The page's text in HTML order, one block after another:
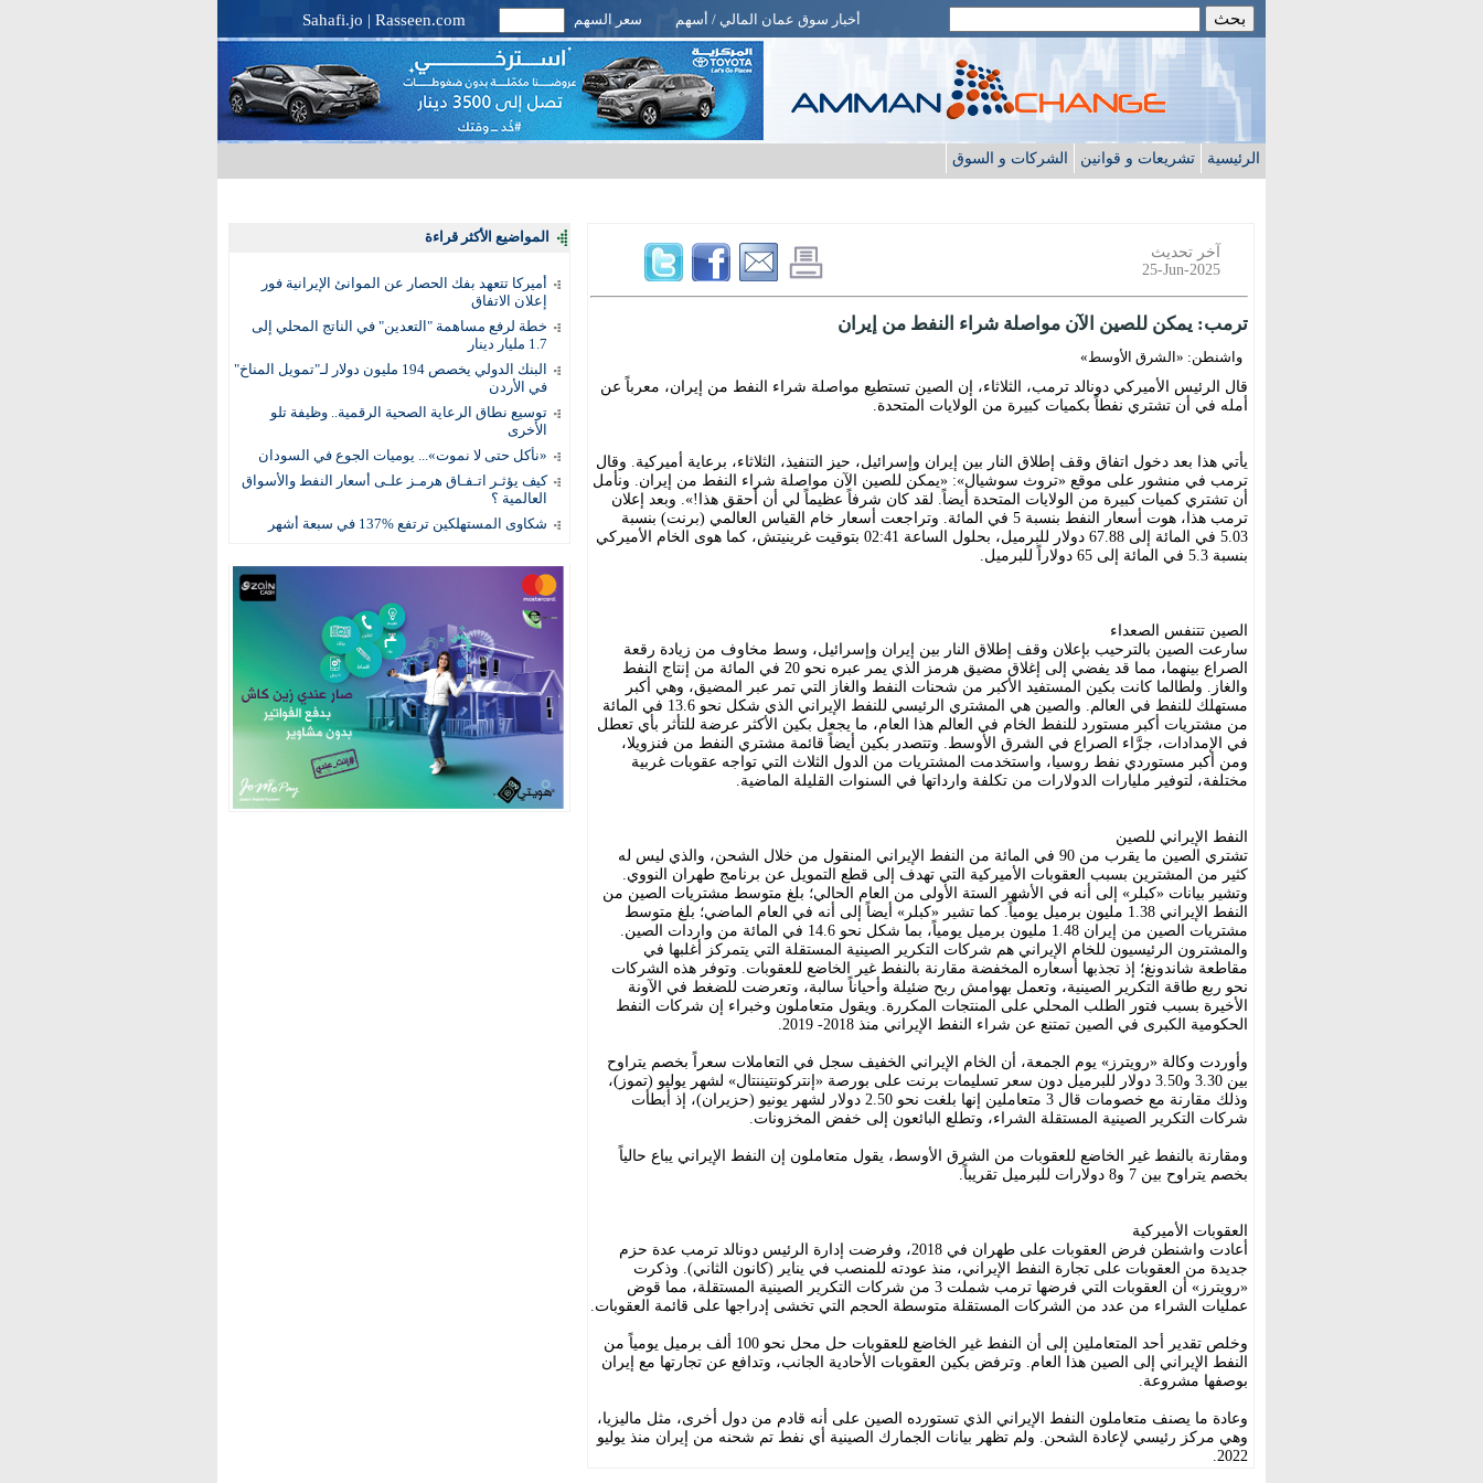
أخبار سوق عمان المالي / أسهم سعر السهم Sahafi.jo | Rasseen.com
الرئيسية تشريعات و قوانين الشركات و السوق
المواضيع الأكثر قراءة
أميركا تتعهد بفك الحصار عن الموانئ الإيرانية فور
إعلان الاتفاق
خطة لرفع مساهمة "التعدين" في الناتج المحلي إلى
1.7 مليار دينار
البنك الدولي يخصص 194 مليون دولار لـ"تمويل المناخ"
في الأردن
توسيع نطاق الرعاية الصحية الرقمية.. وظيفة تلو
الأخرى
«نأكل حتى لا نموت»... يوميات الجوع في السودان
كيف يؤثـر اتـفـاق هرمـز علـى أسعار النفط والأسواق
العالمية ؟
شكاوى المستهلكين ترتفع %137 في سبعة أشهر
آخر تحديث
25-Jun-2025
ترمب: يمكن للصين الآن مواصلة شراء النفط من إيران
واشنطن: «الشرق الأوسط»
قال الرئيس الأميركي دونالد ترمب، الثلاثاء، إن الصين تستطيع مواصلة شراء النفط من إيران، معرباً عن
أمله في أن تشتري نفطاً بكميات كبيرة من الولايات المتحدة.
يأتي هذا بعد دخول اتفاق وقف إطلاق النار بين إيران وإسرائيل، حيز التنفيذ، الثلاثاء، برعاية أميركية. وقال
ترمب في منشور على موقع «تروث سوشيال»: «يمكن للصين الآن مواصلة شراء النفط من إيران. ونأمل
أن تشتري كميات كبيرة من الولايات المتحدة أيضاً. لقد كان شرفاً عظيماً لي أن أحقق هذا!». وبعد إعلان
ترمب هذا، هوت أسعار النفط بنسبة 5 في المائة. وتراجعت أسعار خام القياس العالمي (برنت) بنسبة
5.03 في المائة إلى 67.88 دولار للبرميل، بحلول الساعة 02:41 بتوقيت غرينيتش، كما هوى الخام الأميركي
بنسبة 5.3 في المائة إلى 65 دولاراً للبرميل.
الصين تتنفس الصعداء
سارعت الصين بالترحيب بإعلان وقف إطلاق النار بين إيران وإسرائيل، وسط مخاوف من زيادة رقعة
الصراع بينهما، مما قد يفضي إلى إغلاق مضيق هرمز الذي يمر عبره نحو 20 في المائة من إنتاج النفط
والغاز. ولطالما كانت بكين المستفيد الأكبر من شحنات النفط والغاز التي تمر عبر المضيق، وهي أكبر
مستهلك للنفط في العالم. والصين هي المشتري الرئيسي للنفط الإيراني الذي شكل نحو 13.6 في المائة
من مشتريات أكبر مستورد للنفط الخام في العالم هذا العام، ما يجعل بكين الأكثر عرضة للتأثر بأي تعطل
في الإمدادات، جرَّاء الصراع في الشرق الأوسط. وتتصدر بكين أيضاً قائمة مشتري النفط من فنزويلا،
ومن أكبر مستوردي نفط روسيا، واستخدمت المشتريات من الدول الثلاث التي تواجه عقوبات غربية
مختلفة، لتوفير مليارات الدولارات من تكلفة وارداتها في السنوات القليلة الماضية.
النفط الإيراني للصين
تشتري الصين ما يقرب من 90 في المائة من النفط الإيراني المنقول من خلال الشحن، والذي ليس له
كثير من المشترين بسبب العقوبات الأميركية التي تهدف إلى قطع التمويل عن برنامج طهران النووي.
وتشير بيانات «كبلر» إلى أنه في الأشهر الستة الأولى من العام الحالي؛ بلغ متوسط مشتريات الصين من
النفط الإيراني 1.38 مليون برميل يومياً. كما تشير «كبلر» أيضاً إلى أنه في العام الماضي؛ بلغ متوسط
مشتريات الصين من إيران 1.48 مليون برميل يومياً، بما شكل نحو 14.6 في المائة من واردات الصين.
والمشترون الرئيسيون للخام الإيراني هم شركات التكرير الصينية المستقلة التي يتمركز أغلبها في
مقاطعة شاندونغ؛ إذ تجذبها أسعاره المخفضة مقارنة بالنفط غير الخاضع للعقوبات. وتوفر هذه الشركات
نحو ربع طاقة التكرير الصينية، وتعمل بهوامش ربح ضئيلة وأحياناً سالبة، وتعرضت للضغط في الآونة
الأخيرة بسبب فتور الطلب المحلي على المنتجات المكررة. ويقول متعاملون وخبراء إن شركات النفط
الحكومية الكبرى في الصين تمتنع عن شراء النفط الإيراني منذ 2018- 2019.
وأوردت وكالة «رويترز» يوم الجمعة، أن الخام الإيراني الخفيف سجل في التعاملات سعراً بخصم يتراوح
بين 3.30 و3.50 دولار للبرميل دون سعر تسليمات برنت على بورصة «إنتركونتيننتال» لشهر يوليو (تموز)،
وذلك مقارنة مع خصومات قال 3 متعاملين إنها بلغت نحو 2.50 دولار لشهر يونيو (حزيران)، إذ أبطأت
شركات التكرير الصينية المستقلة الشراء، وتطلع البائعون إلى خفض المخزونات.
ومقارنة بالنفط غير الخاضع للعقوبات من الشرق الأوسط، يقول متعاملون إن النفط الإيراني يباع حالياً
بخصم يتراوح بين 7 و8 دولارات للبرميل تقريباً.
العقوبات الأميركية
أعادت واشنطن فرض العقوبات على طهران في 2018، وفرضت إدارة الرئيس دونالد ترمب عدة حزم
جديدة من العقوبات على تجارة النفط الإيراني، منذ عودته للمنصب في يناير (كانون الثاني). وذكرت
«رويترز» أن العقوبات التي فرضها ترمب شملت 3 من شركات التكرير الصينية المستقلة، مما قوض
عمليات الشراء من عدد من الشركات المستقلة متوسطة الحجم التي تخشى إدراجها على قائمة العقوبات.
وخلص تقدير أحد المتعاملين إلى أن النفط غير الخاضع للعقوبات حل محل نحو 100 ألف برميل يومياً من
النفط الإيراني إلى الصين هذا العام. وترفض بكين العقوبات الأحادية الجانب، وتدافع عن تجارتها مع إيران
بوصفها مشروعة.
وعادة ما يصنف متعاملون النفط الإيراني الذي تستورده الصين على أنه قادم من دول أخرى، مثل ماليزيا،
وهي مركز رئيسي لإعادة الشحن. ولم تظهر بيانات الجمارك الصينية أي نفط تم شحنه من إيران منذ يوليو
2022.